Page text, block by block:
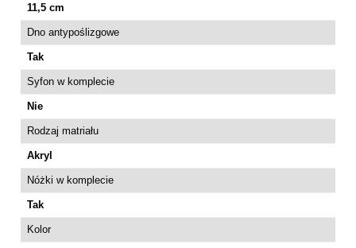
11,5 cm
Dno antypoślizgowe
Tak
Syfon w komplecie
Nie
Rodzaj matriału
Akryl
Nóżki w komplecie
Tak
Kolor